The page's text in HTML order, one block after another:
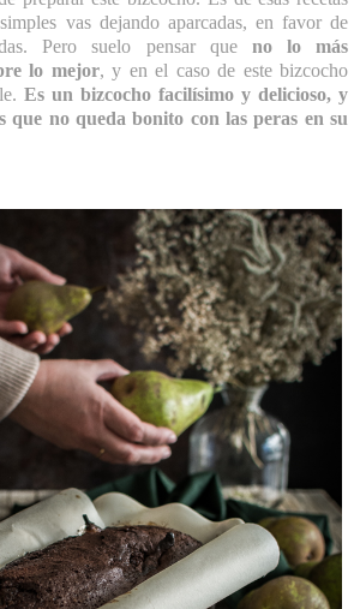
vas dejando aparcadas, en favor de
Pero suelo pensar que no lo más
lo mejor, y en el caso de este bizcocho
Es un bizcocho facilísimo y delicioso, y
que no queda bonito con las peras en su